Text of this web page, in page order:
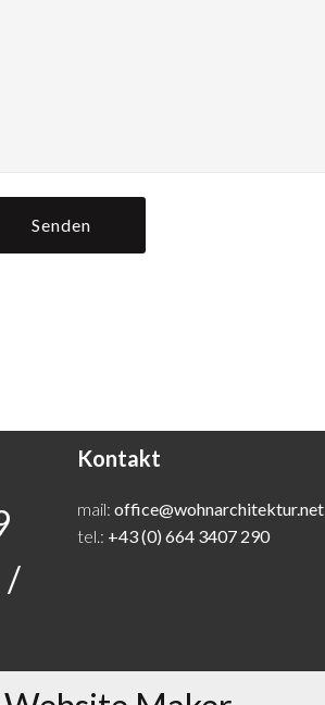
Senden
/
Kontakt
mail: office@wohnarchitektur.net
tel.: +43 (0) 664 3407 290